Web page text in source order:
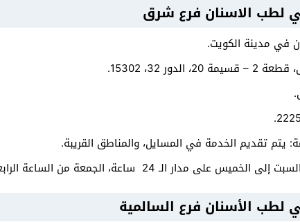
لطب الاسنان فرع شرق
في مدينة الكويت.
32، 15302.
يتم تقديم الخدمة في المسايل، والمناطق القريبة.
24 ساعة، الجمعة من الساعة الرابعة مساءاً حتى الساعة الثانية عشر صباحاً.
لطب الأسنان فرع السالمية